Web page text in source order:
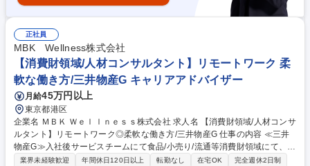
正社員
MBK Wellness株式会社
【消費財領域/人材コンサルタント】リモートワーク 柔
軟な働き方/三井物産G キャリアアドバイザー
月給45万円以上
東京都港区
企業名 ＭＢＫ Ｗｅｌｌｎｅｓｓ株式会社 求人名 【消費財領域/人材コンサ
ルタント】リモートワーク◎柔軟な働き方/三井物産G 仕事の内容 ≪三井
物産G≫入社後サービスチームにて食品/小売り/流通等消費財領域にて、両
面型の人材紹介コンサルタントとして、これまで経験してきた業界を中心
業界未経験歓迎 年間休日120日以上 転勤なし 在宅OK
完全週休2日制